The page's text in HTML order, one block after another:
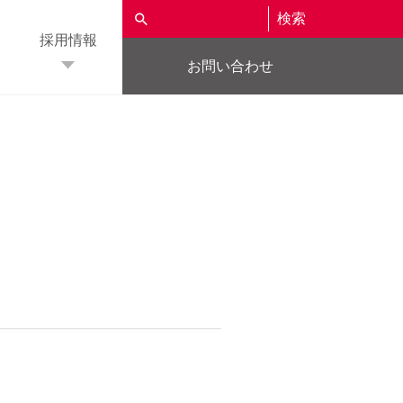
採用情報
検索
お問い合わせ